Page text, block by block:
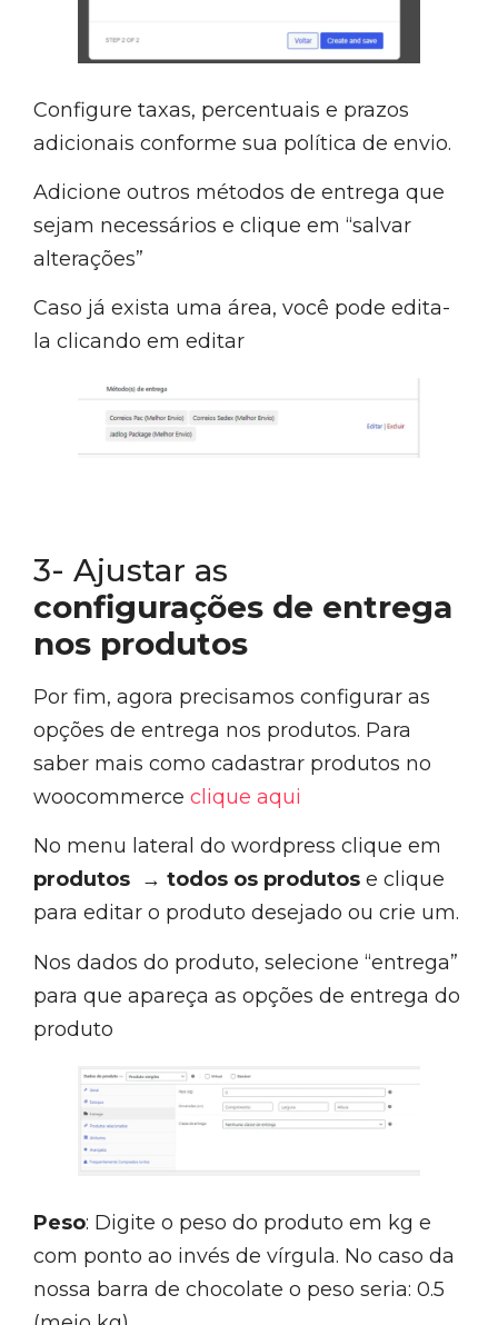
Configure taxas, percentuais e prazos
adicionais conforme sua política de envio.
Adicione outros métodos de entrega que
sejam necessários e clique em “salvar
alterações”
Caso já exista uma área, você pode edita-
la clicando em editar
3- Ajustar as
configurações de entrega
nos produtos
Por fim, agora precisamos configurar as
opções de entrega nos produtos. Para
saber mais como cadastrar produtos no
woocommerce clique aqui
No menu lateral do wordpress clique em
produtos → todos os produtos e clique
para editar o produto desejado ou crie um.
Nos dados do produto, selecione “entrega”
para que apareça as opções de entrega do
produto
Peso: Digite o peso do produto em kg e
com ponto ao invés de vírgula. No caso da
nossa barra de chocolate o peso seria: 0.5